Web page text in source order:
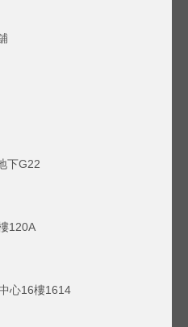
下G22
120A
心16樓1614